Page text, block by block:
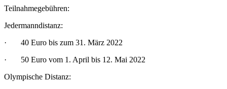
o
n
T
4
w
Teilnahmegebühren:
Jedermanndistanz:
· 40 Euro bis zum 31. März 2022
· 50 Euro vom 1. April bis 12. Mai 2022
Olympische Distanz: